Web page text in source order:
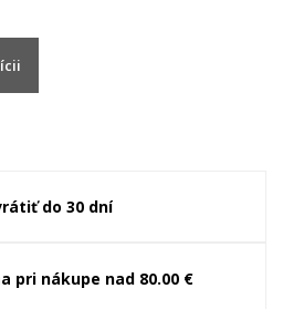
do 30 dní
pri nákupe nad 80.00 €